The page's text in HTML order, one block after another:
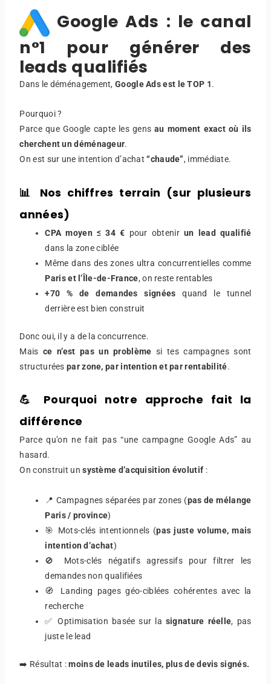
Google Ads : le canal
n°1 pour générer des
leads qualifiés
Dans le déménagement,Google Ads est le TOP 1.
Pourquoi ?
Parce que Google capte les gensau moment exact où ils
cherchent un déménageur.
On est sur une intention d’achat“chaude”, immédiate.
📊 Nos chiffres terrain (sur plusieurs
années)
CPA moyen ≤ 34 € pour obtenirun lead qualifié
dans la zone ciblée
Même dans des zones ultra concurrentielles comme
Paris et l’Île-de-France, on reste rentables
+70 % de demandes signées quand le tunnel
derrière est bien construit
Donc oui, il y a de la concurrence.
Maisce n’est pas un problème si tes campagnes sont
structuréespar zone, par intention et par rentabilité.
💪 Pourquoi notre approche fait la
différence
Parce qu’on ne fait pas “une campagne Google Ads” au
hasard.
On construit unsystème d’acquisition évolutif :
📍 Campagnes séparées par zones (pas de mélange
Paris / province)
🎯 Mots-clés intentionnels (pas juste volume, mais
intention d’achat)
🚫 Mots-clés négatifs agressifs pour filtrer les
demandes non qualifiées
🧭 Landing pages géo-ciblées cohérentes avec la
recherche
✅ Optimisation basée sur la signature réelle, pas
juste le lead
➡️ Résultat :moins de leads inutiles, plus de devis signés.